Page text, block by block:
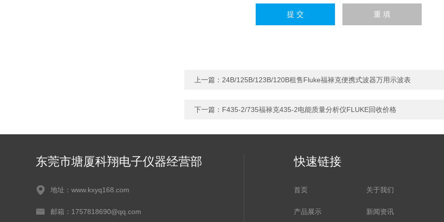
上一篇： 24B/125B/123B/120B租售Fluke福禄克便携式波器万用示波表
下一篇： F435-2/735福禄克435-2电能质量分析仪FLUKE回收价格
东莞市塘厦科翔电子仪器经营部
地址：www.kxyq168.com
邮箱：1757818690@qq.com
快速链接
首页 关于我们
产品展示 新闻资讯